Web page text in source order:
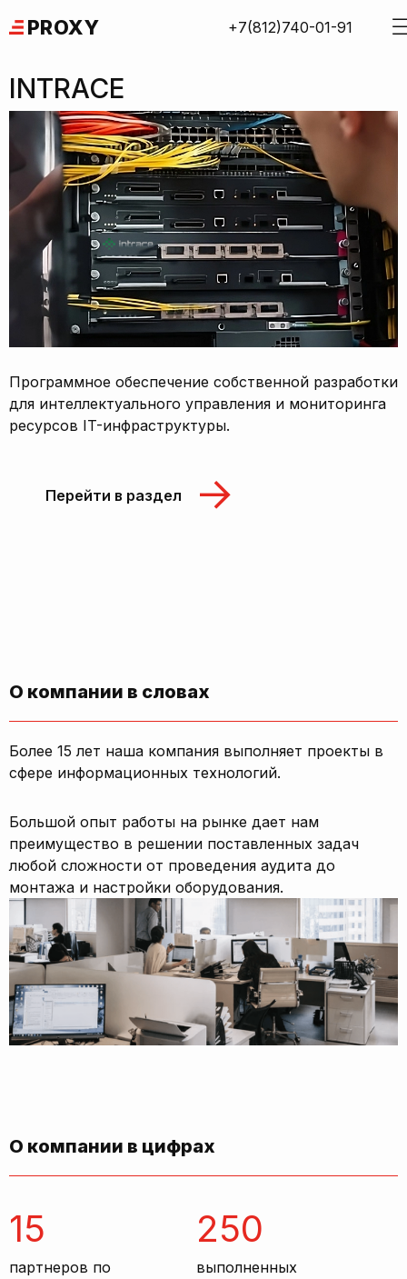
to
PROXY +7(812)740-01-91
INTRACE
Программное обеспечение собственной разработки
для интеллектуального управления и мониторинга
ресурсов IT-инфраструктуры.
Перейти в раздел
О компании в словах
Более 15 лет наша компания выполняет проекты в
сфере информационных технологий.
Большой опыт работы на рынке дает нам
преимущество в решении поставленных задач
любой сложности от проведения аудита до
монтажа и настройки оборудования.
О компании в цифрах
15
партнеров по
250
выполненных